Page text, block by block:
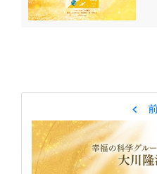
chevron_left